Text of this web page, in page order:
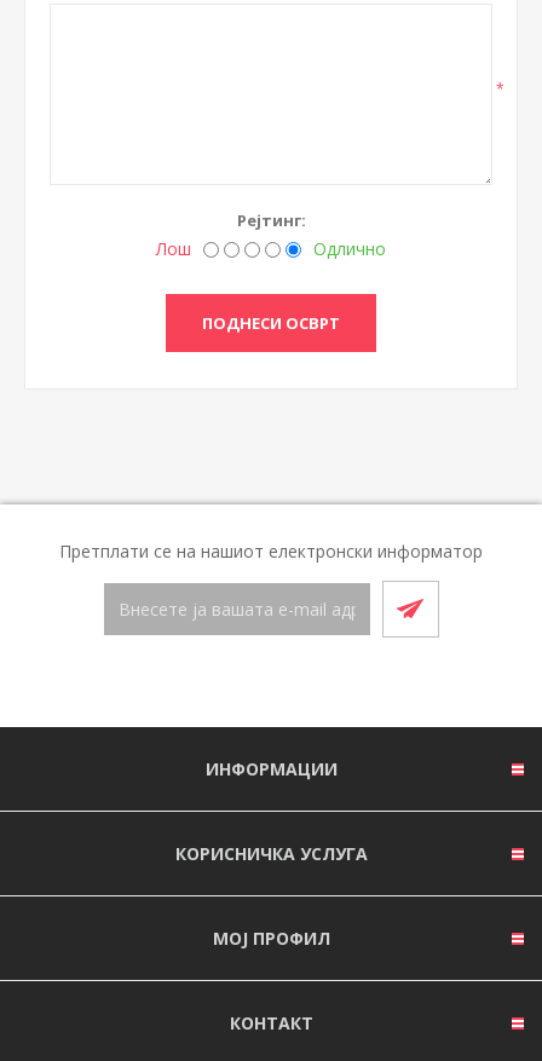
*
Рејтинг:
Лош Одлично
Претплати се на нашиот електронски информатор
ИНФОРМАЦИИ
КОРИСНИЧКА УСЛУГА
МОЈ ПРОФИЛ
КОНТАКТ